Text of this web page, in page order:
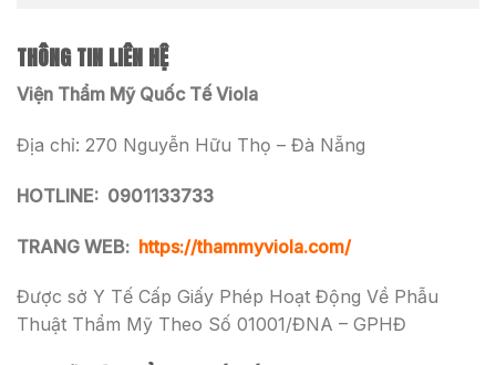
THÔNG TIN LIÊN HỆ
Viện Thẩm Mỹ Quốc Tế Viola
Địa chỉ: 270 Nguyễn Hữu Thọ – Đà Nẵng
HOTLINE: 0901133733
TRANG WEB: https://thammyviola.com/
Được sở Y Tế Cấp Giấy Phép Hoạt Động Về Phẫu
Thuật Thẩm Mỹ Theo Số 01001/ĐNA – GPHĐ